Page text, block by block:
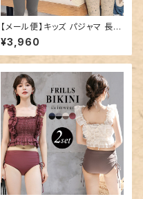
【メール便】キッズ パジャマ 長袖
男の子 女の子／roomwear26
3
¥3,960